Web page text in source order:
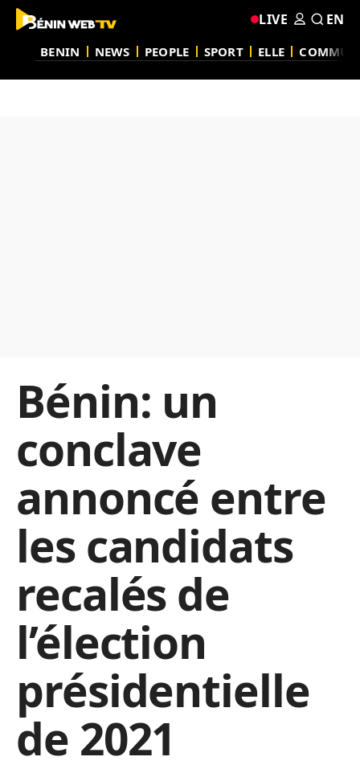
BENIN NEWS PEOPLE SPORT ELLE
LIVE EN
Bénin: un
conclave
annoncé entre
les candidats
recalés de
l’élection
présidentielle
de 2021